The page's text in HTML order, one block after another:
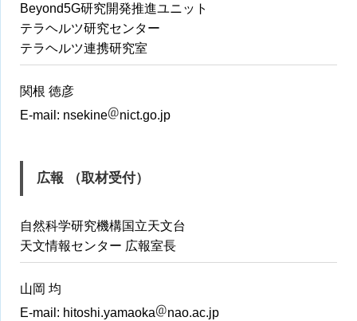
Beyond5G研究開発推進ユニット
テラヘルツ研究センター
テラヘルツ連携研究室
関根 徳彦
E-mail: nsekine nict.go.jp
広報 （取材受付）
自然科学研究機構国立天文台
天文情報センター 広報室長
山岡 均
E-mail: hitoshi.yamaoka nao.ac.jp